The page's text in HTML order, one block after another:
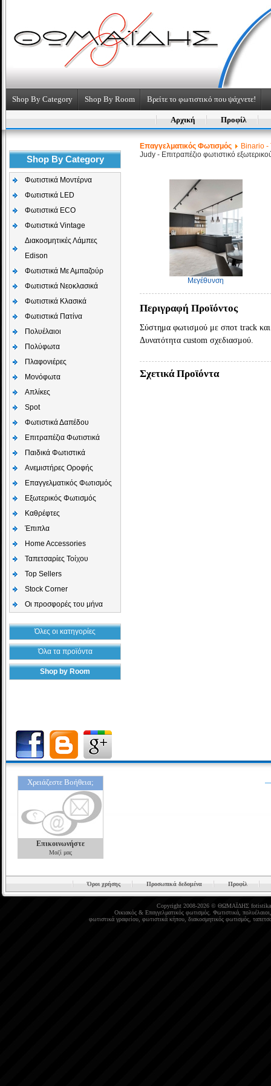
Shop By Category Shop By Room Βρείτε το φωτιστικό που ψάχνετε!
Αρχική Προφίλ
Shop By Category
Φωτιστικά Μοντέρνα
Φωτιστικά LED
Φωτιστικά ECO
Φωτιστικά Vintage
Διακοσμητικές Λάμπες
Edison
Φωτιστικά Με Αμπαζούρ
Φωτιστικά Νεοκλασικά
Φωτιστικά Κλασικά
Φωτιστικά Πατίνα
Πολυέλαιοι
Πολύφωτα
Πλαφονιέρες
Μονόφωτα
Απλίκες
Spot
Φωτιστικά Δαπέδου
Επιτραπέζια Φωτιστικά
Παιδικά Φωτιστικά
Aνεμιστήρες Οροφής
Επαγγελματικός Φωτισμός
Εξωτερικός Φωτισμός
Καθρέφτες
Έπιπλα
Home Accessories
Ταπετσαρίες Τοίχου
Top Sellers
Stock Corner
Οι προσφορές του μήνα
Όλες οι κατηγορίες
Όλα τα προϊόντα
Shop by Room
Επαγγελματικός Φωτισμός
Binario -
Judy - Επιτραπέζιο φωτιστικό
Μεγέθυνση
Περιγραφή Προϊόντος
Σύστημα φωτισμού με σποτ track
Δυνατότητα custom σχεδιασμού.
Σχετικά Προϊόντα
Χρειάζεστε Βοήθεια;
Επικοινωνήστε
Μαζί μας
Όροι χρήσης Προσωπικά δεδομένα Προφίλ
Copyright 2008-2026 © ΘΩΜΑΪΔΗΣ
Οικιακός& Επαγγελματικός φωτισμός. Φωτιστικά, πολυέλαιοι
φωτιστικά γραφείου, φωτιστικά κήπου, διακοσμητικός φωτισμός,